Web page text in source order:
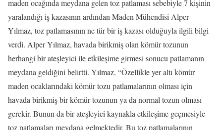
maden ocağında meydana gelen toz patlaması sebebiyle 7 kişinin
yaralandığı iş kazasının ardından Maden Mühendisi Alper
Yılmaz, toz patlamasının ne tür bir iş kazası olduğuyla ilgili bilgi
verdi. Alper Yılmaz, havada birikmiş olan kömür tozunun
herhangi bir ateşleyici ile etkileşime girmesi sonucu patlamanın
meydana geldiğini belirtti. Yılmaz, “Özellikle yer altı kömür
maden ocaklarındaki kömür tozu patlamalarının olması için
havada birikmiş bir kömür tozunun ya da normal tozun olması
gerekir. Bunun da bir ateşleyici kaynakla etkileşime geçmesiyle
toz patlamaları meydana gelmektedir. Bu toz patlamalarının